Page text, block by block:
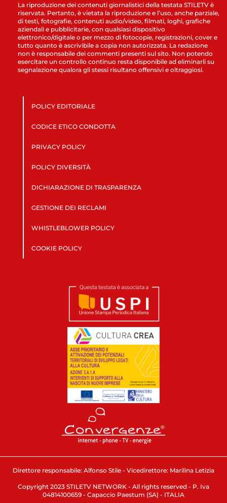
La riproduzione dei contenuti giornalistici della testata STILETV è
riservata. Pertanto, è vietata la riproduzione e l’uso, anche parziale,
di testi, fotografie, contenuti audio/video, filmati, loghi, grafiche
aziendali e pubblicitarie, con qualsiasi dispositivo
elettronico/digitale o per mezzo di fotocopie, registrazioni, cover e
tutto quanto è ascrivibile a copia non autorizzata. La redazione
non è responsabile dei commenti presenti sul sito. Non potendo
esercitare un controllo continuo resta disponibile ad eliminarli su
segnalazione qualora gli stessi risultano offensivi e oltraggiosi.
POLICY EDITORIALE
CODICE ETICO CONDOTTA
PRIVACY POLICY
POLICY DIVERSITÀ
DICHIARAZIONE DI TRASPARENZA
GESTIONE DEI RECLAMI
WHISTLEBLOWER POLICY
COOKIE POLICY
Direttore responsabile: Alfonso Stile - Vicedirettore: Marilina Letizia
Copyright 2023 STILETV NETWORK - All rights reserved - P. Iva
04814100659 - Capaccio Paestum (SA) - ITALIA